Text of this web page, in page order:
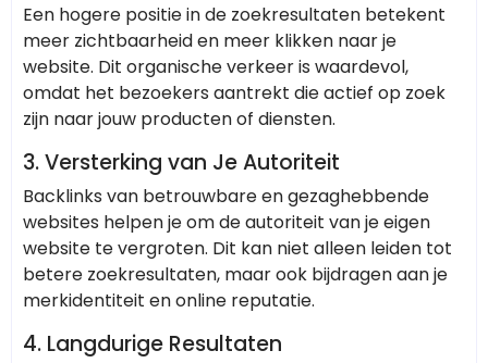
Een hogere positie in de zoekresultaten betekent
meer zichtbaarheid en meer klikken naar je
website. Dit organische verkeer is waardevol,
omdat het bezoekers aantrekt die actief op zoek
zijn naar jouw producten of diensten.
3.Versterking van Je Autoriteit
Backlinks van betrouwbare en gezaghebbende
websites helpen je om de autoriteit van je eigen
website te vergroten. Dit kan niet alleen leiden tot
betere zoekresultaten, maar ook bijdragen aan je
merkidentiteit en online reputatie.
4. Langdurige Resultaten